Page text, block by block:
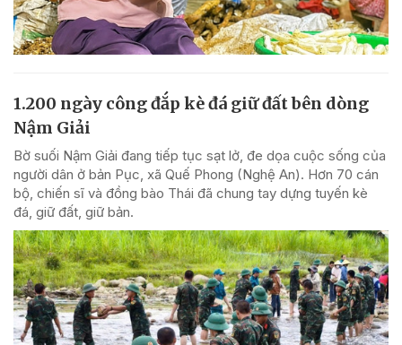
1.200 ngày công đắp kè đá giữ đất bên dòng
Nậm Giải
Bờ suối Nậm Giải đang tiếp tục sạt lở, đe dọa cuộc sống của
người dân ở bản Pục, xã Quế Phong (Nghệ An). Hơn 70 cán
bộ, chiến sĩ và đồng bào Thái đã chung tay dựng tuyến kè
đá, giữ đất, giữ bản.